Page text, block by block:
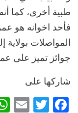
طبية أخرى، كما
فأحد اخوانه هو
المواصلات بولاية
جوائز تميز على
شاركها على